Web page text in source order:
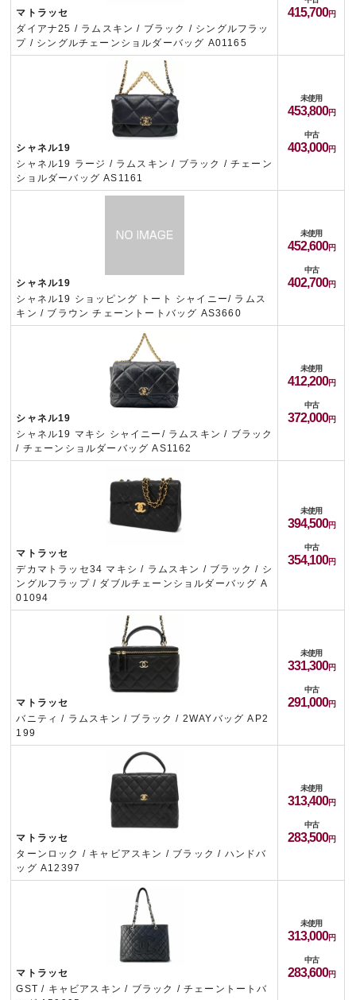
マトラッセ
ダイアナ25 / ラムスキン / ブラック / シングルフラッ
プ / シングルチェーンショルダーバッグ A01165
415,700
シャネル19
シャネル19 ラージ / ラムスキン / ブラック / チェーン
ショルダーバッグ AS1161
未使用
453,800
中古
403,000
シャネル19
シャネル19 ショッピング トート シャイニー/ ラムス
キン / ブラウン チェーントートバッグ AS3660
未使用
452,600
中古
402,700
シャネル19
シャネル19 マキシ シャイニー/ ラムスキン / ブラック
/ チェーンショルダーバッグ AS1162
未使用
412,200
中古
372,000
マトラッセ
デカマトラッセ34 マキシ / ラムスキン / ブラック / シ
ングルフラップ / ダブルチェーンショルダーバッグ A
01094
未使用
394,500
中古
354,100
マトラッセ
バニティ / ラムスキン / ブラック / 2WAYバッグ AP2
199
未使用
331,300
中古
291,000
マトラッセ
ターンロック / キャビアスキン / ブラック / ハンドバ
ッグ A12397
未使用
313,400
中古
283,500
マトラッセ
GST / キャビアスキン / ブラック / チェーントートバ
未使用
313,000
中古
283,600